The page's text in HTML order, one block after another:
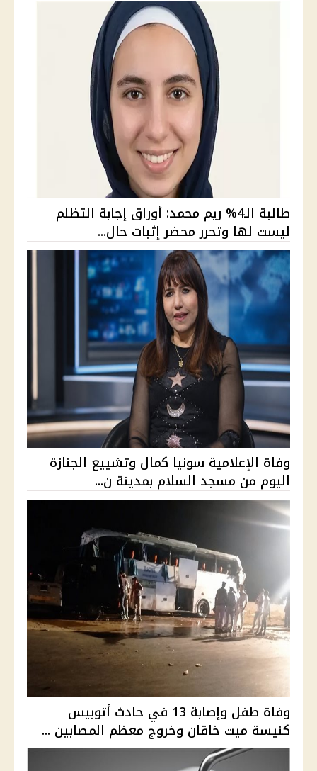
طالبة الـ4% ريم محمد: أوراق إجابة التظلم
ليست لها وتحرر محضر إثبات حال...
وفاة الإعلامية سونيا كمال وتشييع الجنازة
اليوم من مسجد السلام بمدينة ن...
وفاة طفل وإصابة 13 في حادث أتوبيس
كنيسة ميت خاقان وخروج معظم المصابين ...